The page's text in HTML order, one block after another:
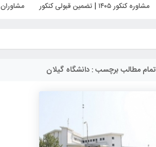
مشاوره کنکور ۱۴۰۵ | تضمین قبولی کنکور
تمام مطالب برچسب : دانشگاه گیلان